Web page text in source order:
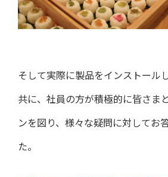
そして実際に製品をインストール
共に、社員の方が積極的に皆さま
ンを図り、様々な疑問に対してお
た。